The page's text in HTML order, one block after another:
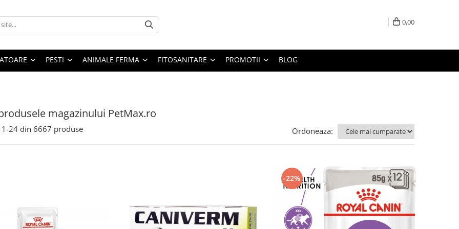
0,00
PESTI ANIMALE FERMA FITOSANITARE PROMOTII BLOG
magazinului PetMax.ro
1-24 din 6667 produse Ordoneaza:
-22%